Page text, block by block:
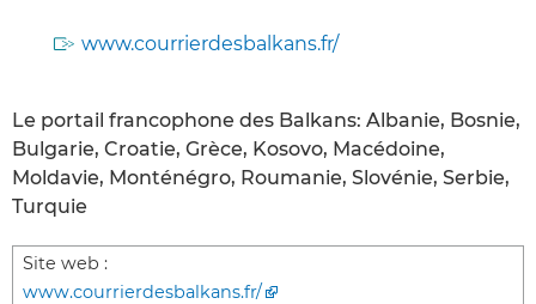
www.courrierdesbalkans.fr/
Le portail francophone des Balkans: Albanie, Bosnie,
Bulgarie, Croatie, Grèce, Kosovo, Macédoine,
Moldavie, Monténégro, Roumanie, Slovénie, Serbie,
Turquie
Site web :
www.courrierdesbalkans.fr/